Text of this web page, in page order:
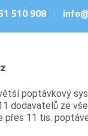
510 908 |
poptávkový
dodavatelů ze
přes 11 tis.